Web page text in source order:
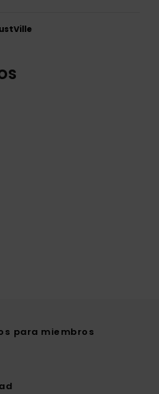
para miembros